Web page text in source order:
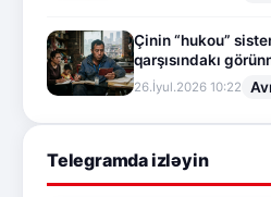
Çinin “hukou”
qarşısındakı
26.İyul.2026 10:22
Telegramda izləyin